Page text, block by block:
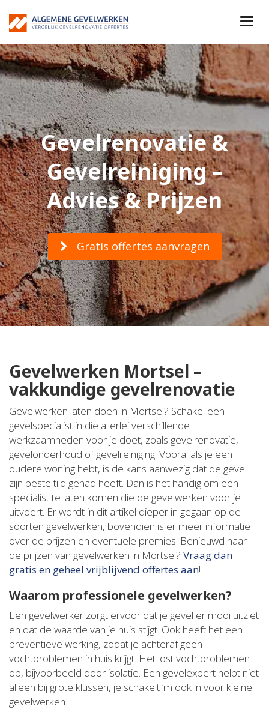
Gevelrenovatie &
Gevelreiniging –
Advies & Prijzen
Gratis offertes aanvragen
Gevelwerken Mortsel –
vakkundige gevelrenovatie
Gevelwerken laten doen in Mortsel? Schakel een
gevelspecialist in die allerlei verschillende
werkzaamheden voor je doet, zoals gevelrenovatie,
gevelonderhoud of gevelreiniging. Vooral als je een
oudere woning hebt, is de kans aanwezig dat de gevel
zijn beste tijd gehad heeft. Dan is het handig om een
specialist te laten komen die de gevelwerken voor je
uitvoert. Er wordt in dit artikel dieper in gegaan op de
soorten gevelwerken, bovendien is er meer informatie
over de prijzen en eventuele premies. Benieuwd naar
de prijzen van gevelwerken in Mortsel? Vraag dan
gratis en geheel vrijblijvend offertes aan!
Waarom professionele gevelwerken?
Een gevelwerker zorgt ervoor dat je gevel er mooi uitziet
en dat de waarde van je huis stijgt. Ook heeft het een
preventieve werking, zodat je achteraf geen
vochtproblemen in huis krijgt. Het lost vochtproblemen
op, bijvoorbeeld door isolatie. Een gevelexpert helpt niet
alleen bij grote klussen, je schakelt ‘m ook in voor kleine
gevelwerken.